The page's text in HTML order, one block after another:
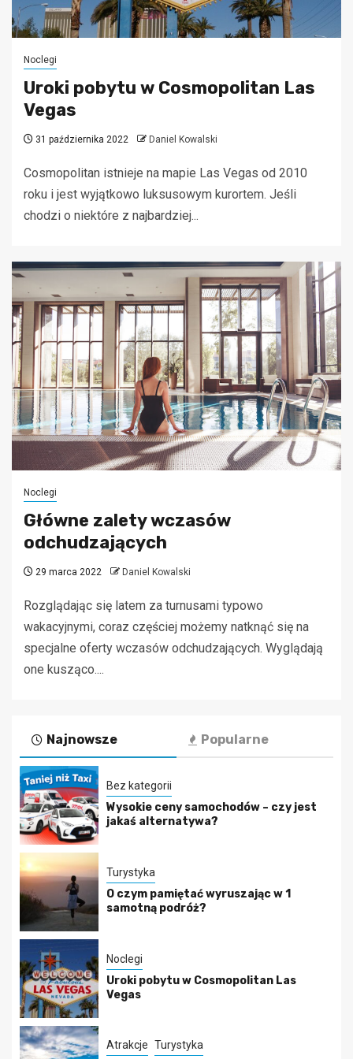
Noclegi
Uroki pobytu w Cosmopolitan Las
Vegas
31 października 2022 Daniel Kowalski
Cosmopolitan istnieje na mapie Las Vegas od 2010
roku i jest wyjątkowo luksusowym kurortem. Jeśli
chodzi o niektóre z najbardziej...
Noclegi
Główne zalety wczasów
odchudzających
29 marca 2022 Daniel Kowalski
Rozglądając się latem za turnusami typowo
wakacyjnymi, coraz częściej możemy natknąć się na
specjalne oferty wczasów odchudzających. Wyglądają
one kusząco....
Najnowsze Popularne
Bez kategorii
Wysokie ceny samochodów – czy jest
jakaś alternatywa?
Turystyka
O czym pamiętać wyruszając w 1
samotną podróż?
Noclegi
Uroki pobytu w Cosmopolitan Las
Vegas
Atrakcje Turystyka